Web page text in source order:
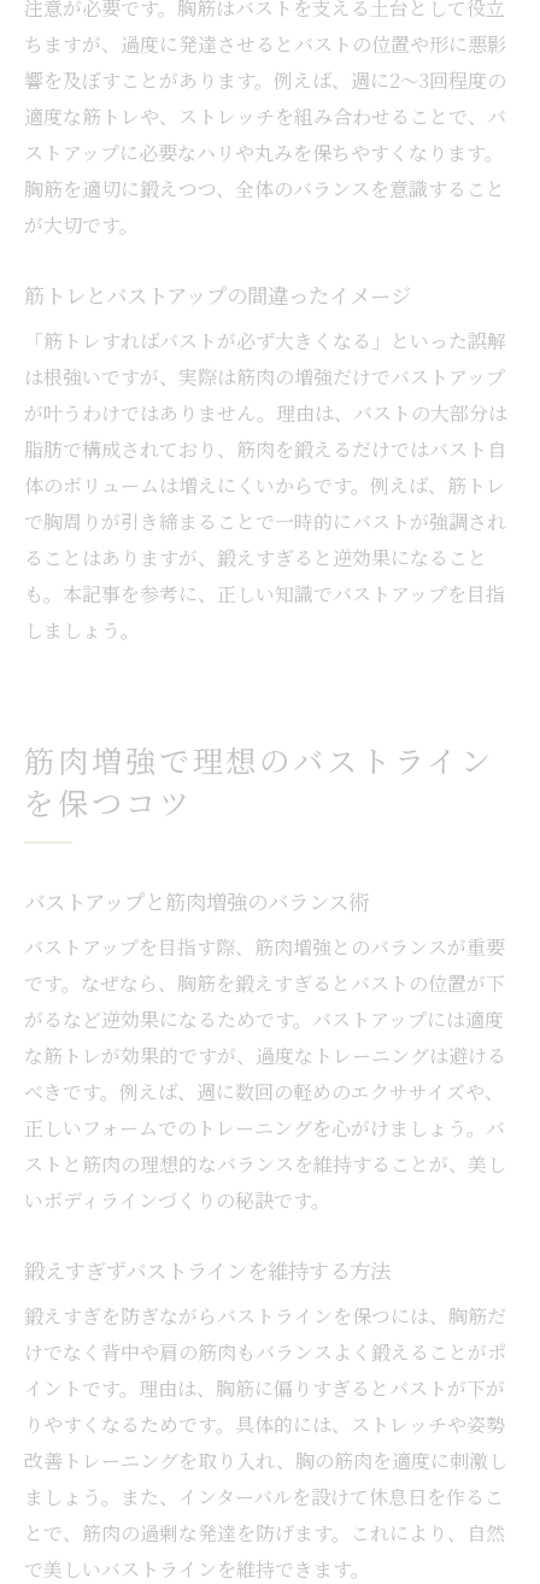
注意が必要です。胸筋はバストを支える土台として役立
ちますが、過度に発達させるとバストの位置や形に悪影
響を及ぼすことがあります。例えば、週に2～3回程度の
適度な筋トレや、ストレッチを組み合わせることで、バ
ストアップに必要なハリや丸みを保ちやすくなります。
胸筋を適切に鍛えつつ、全体のバランスを意識すること
が大切です。
筋トレとバストアップの間違ったイメージ
「筋トレすればバストが必ず大きくなる」といった誤解
は根強いですが、実際は筋肉の増強だけでバストアップ
が叶うわけではありません。理由は、バストの大部分は
脂肪で構成されており、筋肉を鍛えるだけではバスト自
体のボリュームは増えにくいからです。例えば、筋トレ
で胸周りが引き締まることで一時的にバストが強調され
ることはありますが、鍛えすぎると逆効果になること
も。本記事を参考に、正しい知識でバストアップを目指
しましょう。
筋肉増強で理想のバストライン
を保つコツ
バストアップと筋肉増強のバランス術
バストアップを目指す際、筋肉増強とのバランスが重要
です。なぜなら、胸筋を鍛えすぎるとバストの位置が下
がるなど逆効果になるためです。バストアップには適度
な筋トレが効果的ですが、過度なトレーニングは避ける
べきです。例えば、週に数回の軽めのエクササイズや、
正しいフォームでのトレーニングを心がけましょう。バ
ストと筋肉の理想的なバランスを維持することが、美し
いボディラインづくりの秘訣です。
鍛えすぎずバストラインを維持する方法
鍛えすぎを防ぎながらバストラインを保つには、胸筋だ
けでなく背中や肩の筋肉もバランスよく鍛えることがポ
イントです。理由は、胸筋に偏りすぎるとバストが下が
りやすくなるためです。具体的には、ストレッチや姿勢
改善トレーニングを取り入れ、胸の筋肉を適度に刺激し
ましょう。また、インターバルを設けて休息日を作るこ
とで、筋肉の過剰な発達を防げます。これにより、自然
で美しいバストラインを維持できます。